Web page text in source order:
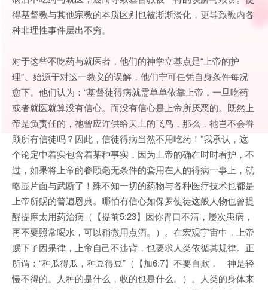
得基督教与其他宗教的本质区别也被渐渐淡化，更导致教内各
种非理性事件层出不穷。
对于这些不吃药与就医者，他们的神学立基点是“上帝的护
理”。始源于对这一教义的误解，他们宁可任凭自身条件每况
愈下。他们认为：“基督徒得病就需单单依靠上帝，一旦吃药
或者就医就算没有信心。而没有信心是上帝所厌恶的。既然上
帝是负责任的，祂曾应许供给天上的飞鸟，那么，祂岂不会眷
顾所有信徒吗？因此，信徒得病当然不用吃药！”我承认，这
个论定中着实包含着某种事实，因为上帝的确在时时看护，不
过，如果将上帝的眷顾毫无条件的套用在人的得病一事上，就
略显片面与武断了！殊不知一切的药物与各种医疗技术也都是
上帝所赐的普遍恩典。哪怕有信心如保罗使徒这般人物也曾提
醒提摩太用药治病（【提前5:23】因你胃口不清，屡次患病，
再不要照常喝水，可以稍微用点酒。）。在宏观宇宙中，上帝
赐下了因果律，上帝自己不违背，也要求人类依循其规律。正
所谓：“种瓜得瓜，种豆得豆”（【加6:7】不要自欺， 神是轻
慢不得的。人种的是什么，收的也是什么。）。人类的身体来